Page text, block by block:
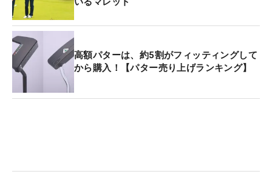
高額パターは、約5割がフィッティングして
から購入！【パター売り上げランキング】